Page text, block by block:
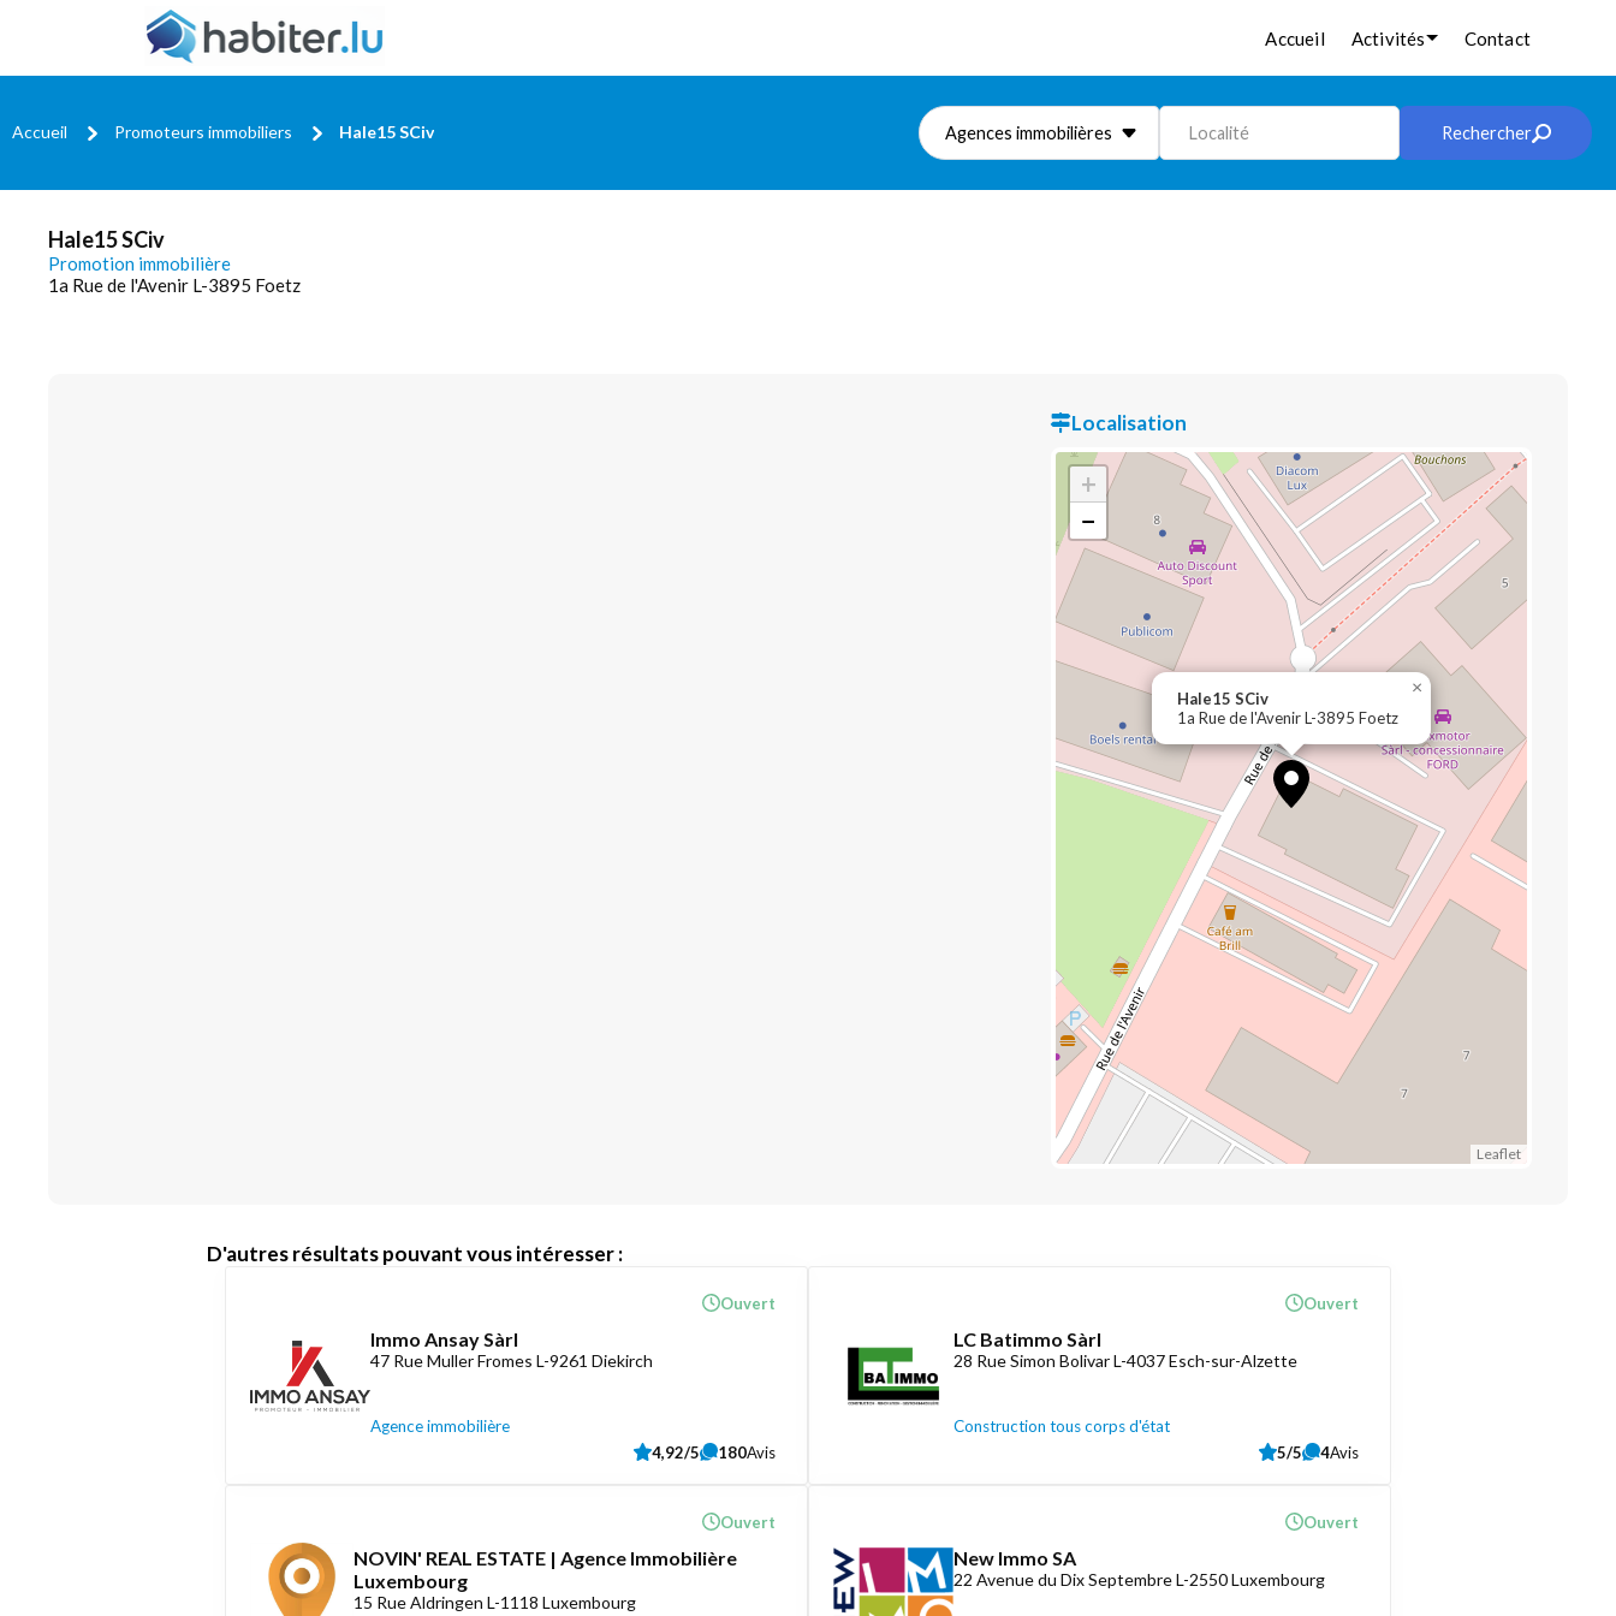
Accueil Activités Contact
Accueil Promoteurs immobiliers Hale15 SCiv Agences immobilières Localité Rechercher
Hale15 SCiv
Promotion immobilière
1a Rue de l'Avenir L-3895 Foetz
Localisation
Hale15 SCiv
1a Rue de l'Avenir L-3895 Foetz
×
+
−
Leaflet
D'autres résultats pouvant vous intéresser :
Immo Ansay Sàrl
47 Rue Muller Fromes L-9261 Diekirch
Agence immobilière
Ouvert
4,92/5 180Avis
LC Batimmo Sàrl
28 Rue Simon Bolivar L-4037 Esch-sur-Alzette
Construction tous corps d'état
Ouvert
5/5 4Avis
NOVIN' REAL ESTATE | Agence Immobilière
Luxembourg
15 Rue Aldringen L-1118 Luxembourg
Ouvert
New Immo SA
22 Avenue du Dix Septembre L-2550 Luxembourg
Ouvert